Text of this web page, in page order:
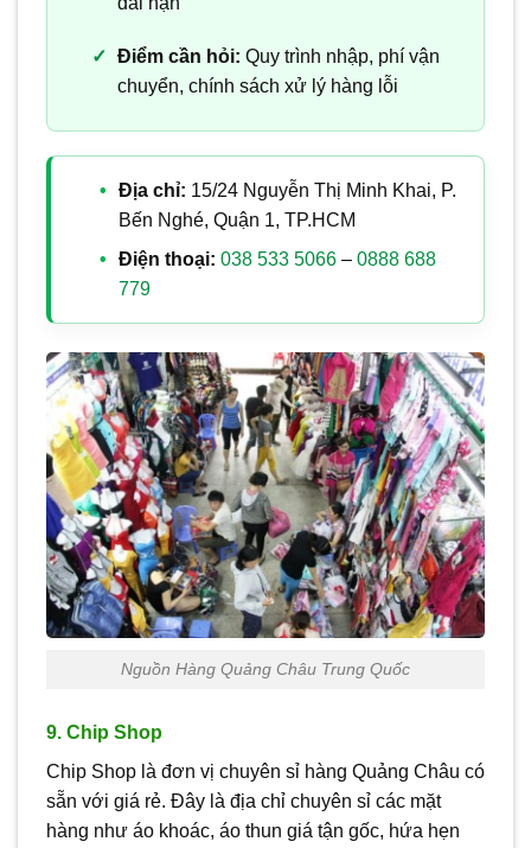
Điểm cần hỏi: Quy trình nhập, phí vận
chuyển, chính sách xử lý hàng lỗi
Địa chỉ: 15/24 Nguyễn Thị Minh Khai, P.
Bến Nghé, Quận 1, TP.HCM
Điện thoại: 038 533 5066– 0888 688
779
Nguồn Hàng Quảng Châu Trung Quốc
9. Chip Shop
Chip Shop là đơn vị chuyên sỉ hàng Quảng Châu có
sẵn với giá rẻ. Đây là địa chỉ chuyên sỉ các mặt
hàng như áo khoác, áo thun giá tận gốc, hứa hẹn